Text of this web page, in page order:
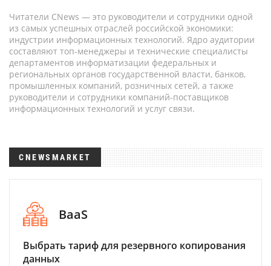
Читатели CNews — это руководители и сотрудники одной
из самых успешных отраслей российской экономики:
индустрии информационных технологий. Ядро аудитории
составляют топ-менеджеры и технические специалисты
департаментов информатизации федеральных и
региональных органов государственной власти, банков,
промышленных компаний, розничных сетей, а также
руководители и сотрудники компаний-поставщиков
информационных технологий и услуг связи.
CNEWSMARKET
BaaS
Выбрать тариф для резервного копирования
данных